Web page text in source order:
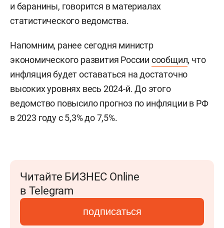
и баранины, говорится в материалах
статистического ведомства.
Напомним, ранее сегодня министр
экономического развития России сообщил, что
инфляция будет оставаться на достаточно
высоких уровнях весь 2024-й. До этого
ведомство повысило прогноз по инфляции в РФ
в 2023 году с 5,3% до 7,5%.
Читайте БИЗНЕС Online
в Telegram
подписаться